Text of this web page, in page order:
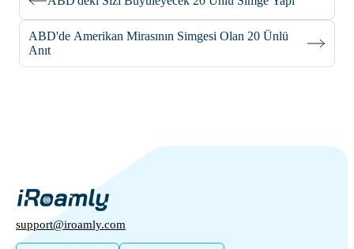
ABD'de Amerikan Mirasının Simgesi Olan 20 Ünlü
Anıt
support@iroamly.com